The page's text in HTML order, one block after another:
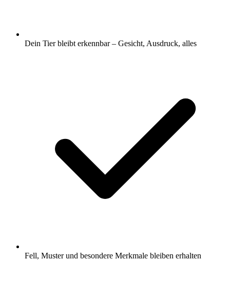
Dein Tier bleibt erkennbar – Gesicht, Ausdruck, alles
Fell, Muster und besondere Merkmale bleiben erhalten